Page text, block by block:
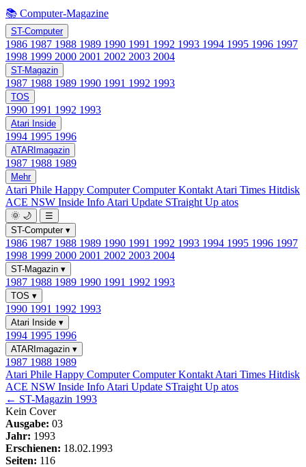
📚 Computer-Magazine
ST-Computer
1986 1987 1988 1989 1990 1991 1992 1993 1994 1995 1996 1997
1998 1999 2000 2001 2002 2003 2004
ST-Magazin
1987 1988 1989 1990 1991 1992 1993
TOS
1990 1991 1992 1993
Atari Inside
1994 1995 1996
ATARImagazin
1987 1988 1989
Mehr
Atari Phile Happy ComputerComputer Kontakt Atari Times Hitdisk
ACE NSW Inside Info Atari Update STraight Up atos
🌞 🌙
☰
ST-Computer ▾
1986 1987 1988 1989 1990 1991 1992 1993 1994 1995 1996 1997
1998 1999 2000 2001 2002 2003 2004
ST-Magazin ▾
1987 1988 1989 1990 1991 1992 1993
TOS ▾
1990 1991 1992 1993
Atari Inside ▾
1994 1995 1996
ATARImagazin ▾
1987 1988 1989
Atari Phile Happy ComputerComputer Kontakt Atari Times Hitdisk
ACE NSW Inside Info Atari Update STraight Up atos
← ST-Magazin 1993
Kein Cover
Ausgabe: 03
Jahr: 1993
Erschienen: 18.02.1993
Seiten: 116